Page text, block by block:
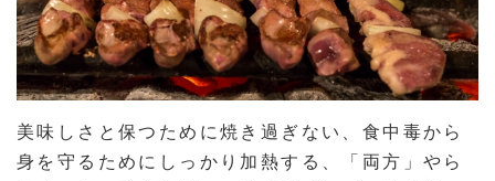
美味しさと保つために焼き過ぎない、食中毒から
身を守るためにしっかり加熱する、「両方」やら